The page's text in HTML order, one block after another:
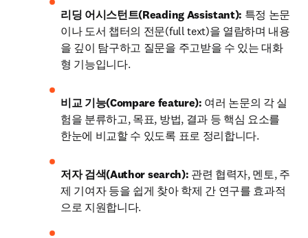
리딩 어시스턴트(Reading Assistant): 특정 논문
이나 도서 챕터의 전문(full text)을 열람하며 내용
을 깊이 탐구하고 질문을 주고받을 수 있는 대화
형 기능입니다.
비교 기능(Compare feature): 여러 논문의 각 실
험을 분류하고, 목표, 방법, 결과 등 핵심 요소를
한눈에 비교할 수 있도록 표로 정리합니다.
저자 검색(Author search): 관련 협력자, 멘토, 주
제 기여자 등을 쉽게 찾아 학제 간 연구를 효과적
으로 지원합니다.